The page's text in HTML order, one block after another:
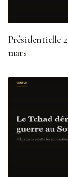
Présidentielle
mars